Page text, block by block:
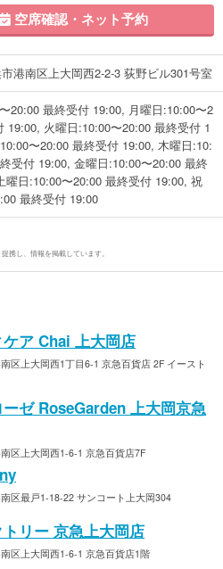
空席確認・ネット予約
港南区上大岡西2-2-3 荻野ビル301号室
20:00 最終受付 19:00, 月曜日:10:00〜2
19:00, 火曜日:10:00〜20:00 最終受付 1
〜20:00 最終受付 19:00, 木曜日:10:
受付 19:00, 金曜日:10:00〜20:00 最終
曜日:10:00〜20:00 最終受付 19:00, 祝
最終受付 19:00
携し、情報を掲載しています。
ア Chai 上大岡店
区上大岡西1丁目6-1 京急百貨店 2F イースト
ゼ RoseGarden 上大岡京急
区上大岡西1-6-1 京急百貨店7F
区最戸1-18-22 サンコート上大岡304
リー 京急上大岡店
区上大岡西1-6-1 京急百貨店1階